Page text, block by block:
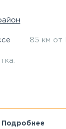
85 км от
Подробнее